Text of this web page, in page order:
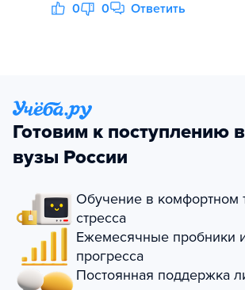
0 0 Ответить
Готовим к поступлению
вузы России
Обучение в комфортном
стресса
Ежемесячные пробники
прогресса
Постоянная поддержка